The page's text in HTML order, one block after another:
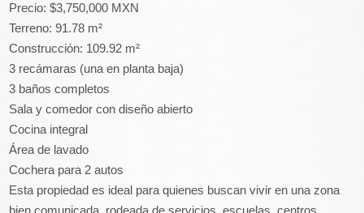
Precio: $3,750,000 MXN
Terreno: 91.78 m²
Construcción: 109.92 m²
3 recámaras (una en planta baja)
3 baños completos
Sala y comedor con diseño abierto
Cocina integral
Área de lavado
Cochera para 2 autos
Esta propiedad es ideal para quienes buscan vivir en una zona